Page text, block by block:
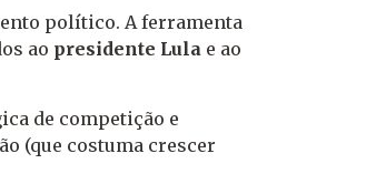
político. A ferramenta
ao presidente Lula e ao
de competição e
(que costuma crescer